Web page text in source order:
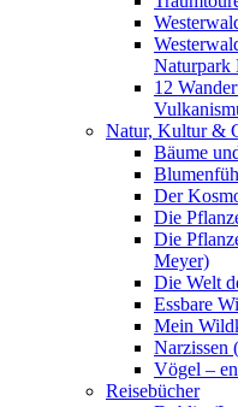
Naturpark
12
Natur, Kultur &
Bäume
Der
Die
Die
Meyer)
Die Welt
Essbare
Mein
Narzissen
Vögel –
Reisebücher